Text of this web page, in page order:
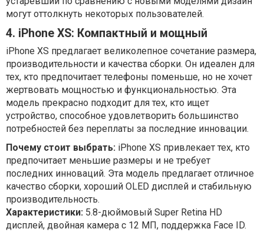
могут оттолкнуть некоторых пользователей.
4. iPhone XS: Компактный и мощный
iPhone XS предлагает великолепное сочетание размера,
производительности и качества сборки. Он идеален для
тех, кто предпочитает телефоны поменьше, но не хочет
жертвовать мощностью и функциональностью. Эта
модель прекрасно подходит для тех, кто ищет
устройство, способное удовлетворить большинство
потребностей без переплаты за последние инновации.
Почему стоит выбрать: iPhone XS привлекает тех, кто
предпочитает меньшие размеры и не требует
последних инноваций. Эта модель предлагает отличное
качество сборки, хороший OLED дисплей и стабильную
производительность.
Характеристики: 5.8-дюймовый Super Retina HD
дисплей, двойная камера с 12 МП, поддержка Face ID.